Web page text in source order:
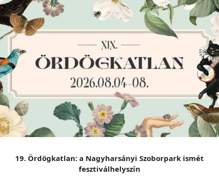
19. Ördögkatlan: a Nagyharsányi Szoborpark ismét
fesztiválhelyszín